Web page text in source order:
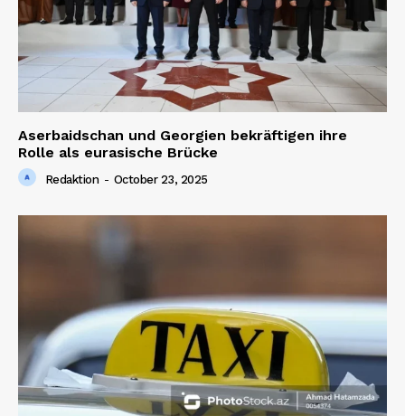
Aserbaidschan und Georgien bekräftigen ihre
Rolle als eurasische Brücke
Redaktion - October 23, 2025